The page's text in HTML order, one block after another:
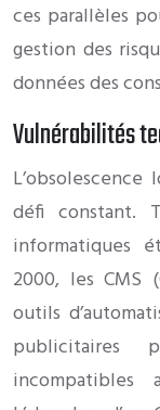
ces parallèles
gestion des
données des
Vulnérabilités
défi constant.
informatiques
2000, les CMS
outils
publicitaires
incompatibles